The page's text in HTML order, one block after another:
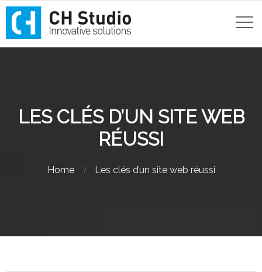
LES CLÉS D’UN SITE WEB
RÉUSSI
Home Les clés d’un site web réussi